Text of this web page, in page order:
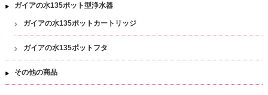
ガイアの水135ポット型浄水器
ガイアの水135ポットカートリッジ
ガイアの水135ポットフタ
その他の商品